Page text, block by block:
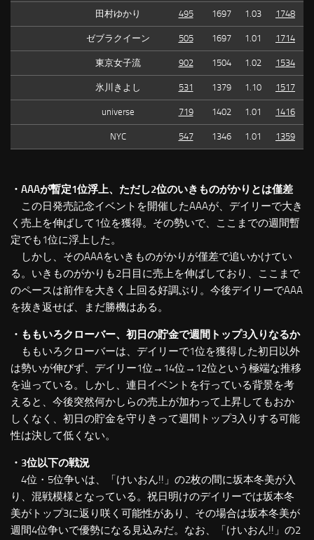
田村ゆかり 495 1697 1.03 1748
ゼブラクイーン 505 1697 1.01 1714
東京女子流 902 1504 1.02 1534
氷川きよし 531 1379 1.10 1517
universe 719 1402 1.01 1416
NYC 547 1346 1.01 1359
・AAAが暫定1位浮上、ただし2位のいきものがかりとは僅差
この日発売記念イベントを開催したAAAが、デイリーで大き
く売上を伸ばして1位を獲得。その勢いで、ここまでの週間暫
定でも1位に浮上した。
しかし、そのAAAをいきものがかりが僅差で追いかけてい
る。いきものがかりも2日目に売上を伸ばしており、ここまで
のペースは前作を大きく上回る好調ぶり。今後デイリーでAAA
を抜き返せば、まだ勝機はある。
・ももいろクローバー、初日の貯金で週間トップ3入りなるか
ももいろクローバーは、デイリーで1位を獲得した初日以外
は勢いが伸びず、デイリー1位→14位→12位という極端な推移
を辿っている。しかし、連日イベントを行っている背景を考
えると、今後突然何かしらの売上が加わって上昇してもおか
しくなく、初日の貯金を守りきって週間トップ3入りする可能
性は決して低くない。
・3位以下の戦況
4位・5位争いは、「けいおん!!」の2枚の間に坂本冬美が入
り、混戦模様となっている。祝日明けのデイリーでは坂本冬
美がトップ3に返り咲く可能性があり、その場合は坂本冬美が
週間4位争いで優勢になる見込みだ。なお、「けいおん!!」の2